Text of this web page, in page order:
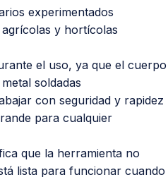
experimentados
y hortícolas
el uso, ya que el cuerpo
soldadas
con seguridad y rapidez
para cualquier
que la herramienta no
lista para funcionar cuando